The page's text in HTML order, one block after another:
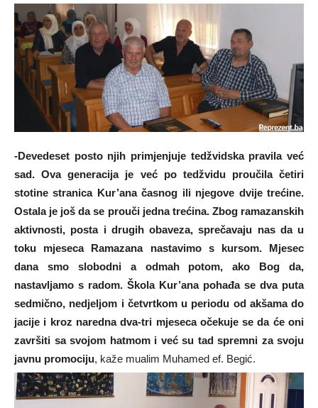
-Devedeset posto njih primjenjuje tedžvidska pravila već
sad. Ova generacija je već po tedžvidu proučila četiri
stotine stranica Kur’ana časnog ili njegove dvije trećine.
Ostala je još da se prouči jedna trećina. Zbog ramazanskih
aktivnosti, posta i drugih obaveza, sprečavaju nas da u
toku mjeseca Ramazana nastavimo s kursom. Mjesec
dana smo slobodni a odmah potom, ako Bog da,
nastavljamo s radom. Škola Kur’ana pohađa se dva puta
sedmično, nedjeljom i četvrtkom u periodu od akšama do
jacije i kroz naredna dva-tri mjeseca očekuje se da će oni
završiti sa svojom hatmom i već su tad spremni za svoju
javnu promociju, kaže mualim Muhamed ef. Begić.